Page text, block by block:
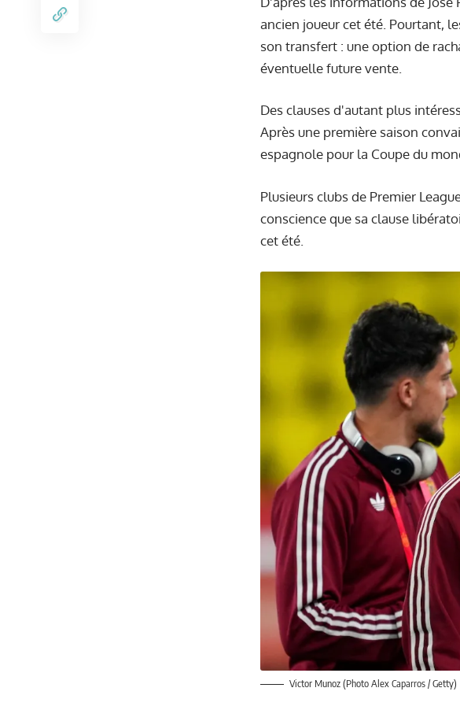
ancien joueur cet été. Pourtant,
son transfert : une option de
éventuelle future vente.
Des clauses d'autant plus
Après une première saison
espagnole pour la Coupe du
Plusieurs clubs de Premier
conscience que sa clause
cet été.
Victor Munoz (Photo Alex Caparros / Getty)